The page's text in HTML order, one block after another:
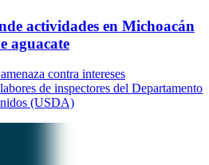
actividades en Michoacán
aguacate
contra intereses
de inspectores del Departamento
(USDA)